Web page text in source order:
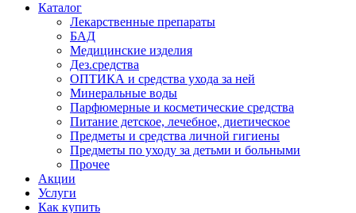
Каталог
Лекарственные препараты
БАД
Медицинские изделия
Дез.средства
ОПТИКА и средства ухода за ней
Минеральные воды
Парфюмерные и косметические средства
Питание детское, лечебное, диетическое
Предметы и средства личной гигиены
Предметы по уходу за детьми и больными
Прочее
Акции
Услуги
Как купить